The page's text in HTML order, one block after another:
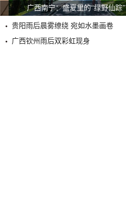
广西南宁：盛夏里的“绿野仙踪”
贵阳雨后晨雾缭绕 宛如水墨画卷
广西钦州雨后双彩虹现身